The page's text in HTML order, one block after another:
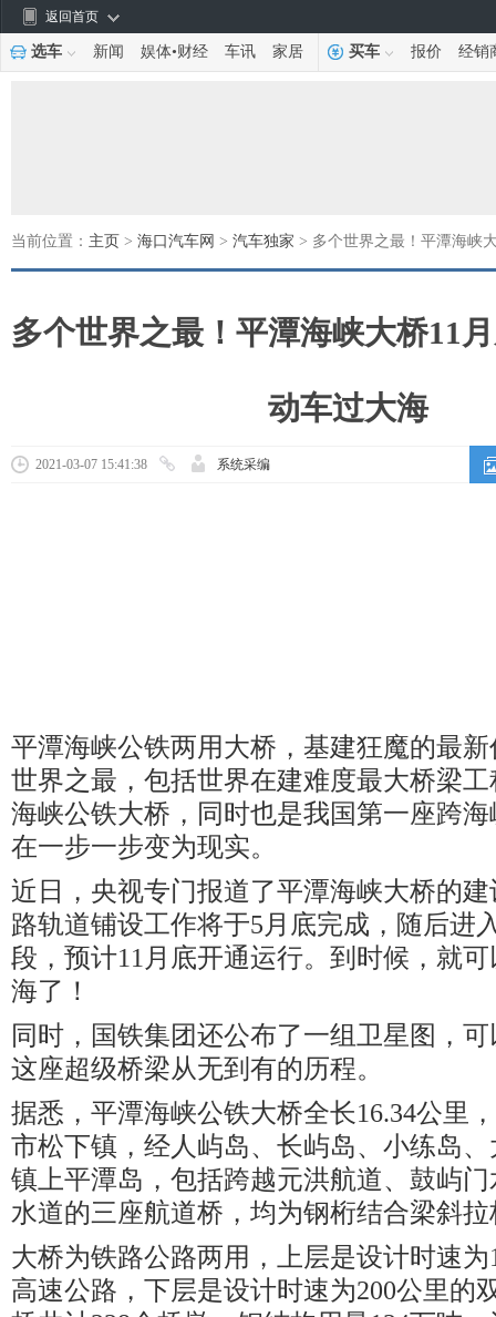
返回首页
选车 新闻 娱体•财经 车讯 家居 买车 报价 经销
当前位置： 主页 > 海口汽车网 > 汽车独家 > 多个世界之最！平潭海峡
多个世界之最！平潭海峡大桥11
动车过大海
2021-03-07 15:41:38 系统采编
平潭海峡公铁两用大桥，基建狂魔的最
世界之最，包括世界在建难度最大桥梁
海峡公铁大桥，同时也是我国第一座跨
在一步一步变为现实。
近日，央视专门报道了平潭海峡大桥的
路轨道铺设工作将于5月底完成，随后进
段，预计11月底开通运行。到时候，就
海了！
同时，国铁集团还公布了一组卫星图，
这座超级桥梁从无到有的历程。
据悉，平潭海峡公铁大桥全长16.34公里
市松下镇，经人屿岛、长屿岛、小练岛
镇上平潭岛，包括跨越元洪航道、鼓屿
水道的三座航道桥，均为钢桁结合梁斜拉
大桥为铁路公路两用，上层是设计时速为
高速公路，下层是设计时速为200公里的